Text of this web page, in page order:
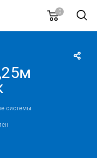
0
системы